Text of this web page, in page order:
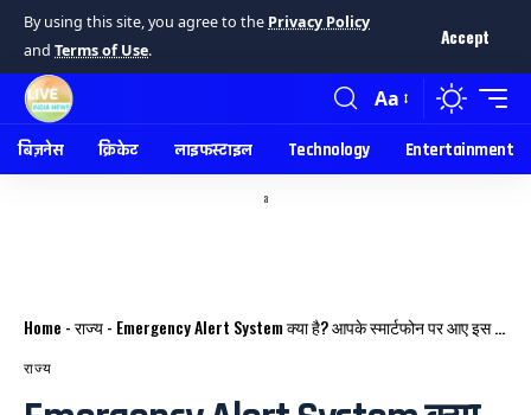
By using this site, you agree to the Privacy Policy
and Terms of Use.
Accept
Aa
बिज़नेस क्रिकेट लाइफस्टाइल Technology Entertainment
a
Home -राज्य- Emergency Alert System क्या है? आपके स्मार्टफोन पर आए इस टेस्ट मैसेज से जुड़ी हर जानकारी।
राज्य